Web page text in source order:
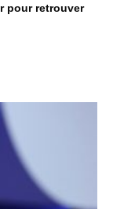
pour retrouver